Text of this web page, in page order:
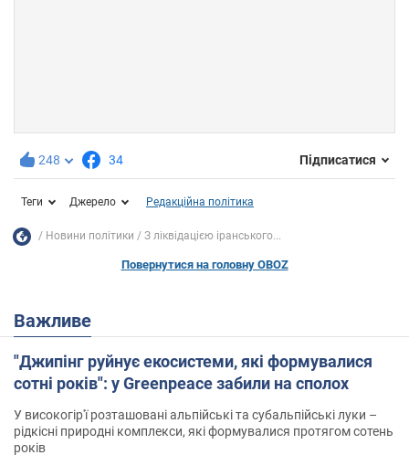
248 34 Підписатися
Теги Джерело Редакційна політика
Новини політики З ліквідацією іранського...
Повернутися на головну OBOZ
Важливе
"Джипінг руйнує екосистеми, які формувалися
сотні років": у Greenpeace забили на сполох
У високогір'ї розташовані альпійські та субальпійські луки –
рідкісні природні комплекси, які формувалися протягом сотень
років